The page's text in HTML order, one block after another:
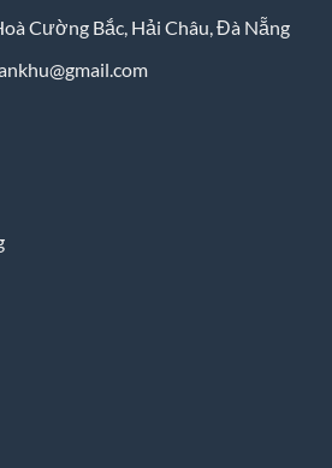
Cường Bắc, Hải Châu, Đà Nẵng